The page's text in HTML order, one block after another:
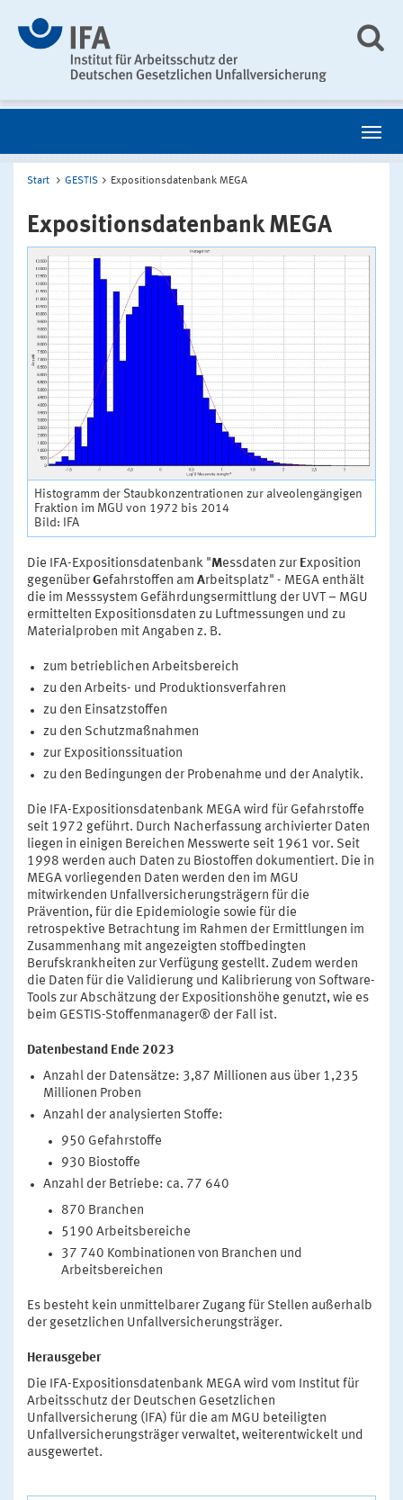
Start GESTIS Expositionsdatenbank MEGA
Expositionsdatenbank MEGA
Histogramm der Staubkonzentrationen zur alveolengängigen
Fraktion im MGU von 1972 bis 2014
Bild: IFA
Die IFA-Expositionsdatenbank "Messdaten zur Exposition
gegenüber Gefahrstoffen am Arbeitsplatz" - MEGA enthält
die im Messsystem Gefährdungsermittlung der UVT – MGU
ermittelten Expositionsdaten zu Luftmessungen und zu
Materialproben mit Angaben z. B.
zum betrieblichen Arbeitsbereich
zu den Arbeits- und Produktionsverfahren
zu den Einsatzstoffen
zu den Schutzmaßnahmen
zur Expositionssituation
zu den Bedingungen der Probenahme und der Analytik.
Die IFA-Expositionsdatenbank MEGA wird für Gefahrstoffe
seit 1972 geführt. Durch Nacherfassung archivierter Daten
liegen in einigen Bereichen Messwerte seit 1961 vor. Seit
1998 werden auch Daten zu Biostoffen dokumentiert. Die in
MEGA vorliegenden Daten werden den im MGU
mitwirkenden Unfallversicherungsträgern für die
Prävention, für die Epidemiologie sowie für die
retrospektive Betrachtung im Rahmen der Ermittlungen im
Zusammenhang mit angezeigten stoffbedingten
Berufskrankheiten zur Verfügung gestellt. Zudem werden
die Daten für die Validierung und Kalibrierung von Software-
Tools zur Abschätzung der Expositionshöhe genutzt, wie es
beim GESTIS-Stoffenmanager® der Fall ist.
Datenbestand Ende 2023
Anzahl der Datensätze: 3,87 Millionen aus über 1,235
Millionen Proben
Anzahl der analysierten Stoffe:
950 Gefahrstoffe
930 Biostoffe
Anzahl der Betriebe: ca. 77 640
870 Branchen
5190 Arbeitsbereiche
37 740 Kombinationen von Branchen und
Arbeitsbereichen
Es besteht kein unmittelbarer Zugang für Stellen außerhalb
der gesetzlichen Unfallversicherungsträger.
Herausgeber
Die IFA-Expositionsdatenbank MEGA wird vom Institut für
Arbeitsschutz der Deutschen Gesetzlichen
Unfallversicherung (IFA) für die am MGU beteiligten
Unfallversicherungsträger verwaltet, weiterentwickelt und
ausgewertet.